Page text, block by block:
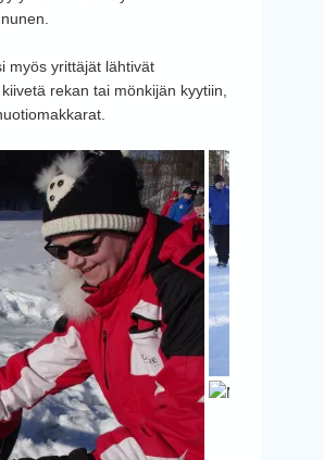
myös yrittäjät lähtivät
rekan tai mönkijän kyytiin,